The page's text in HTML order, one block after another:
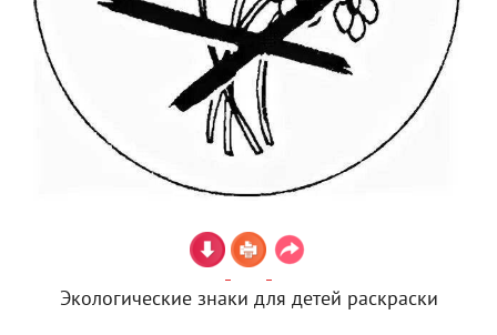
Экологические знаки для детей раскраски